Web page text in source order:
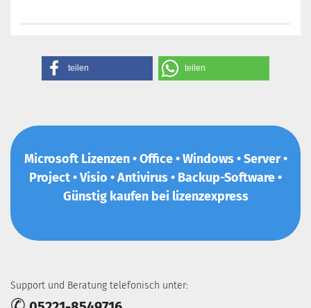
teilen teilen
Microsoft Lizenzen • Office • Windows • Server •
Project • Visio • Antivirus • Backup-Software •
Günstig kaufen bei lizenzexpress
Support und Beratung telefonisch unter: